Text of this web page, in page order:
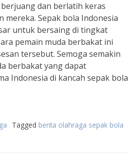
dan berlatih keras
mereka. Sepak bola Indonesia
untuk bersaing di tingkat
pemain muda berbakat ini
tersebut. Semoga semakin
berbakat yang dapat
Indonesia di kancah sepak bola
Tagged berita olahraga sepak bola